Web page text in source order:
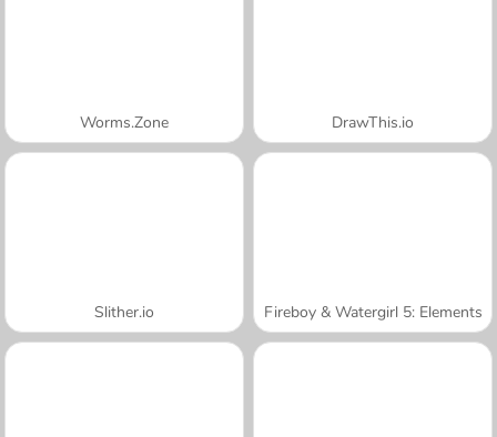
Worms.Zone DrawThis.io
Slither.io Fireboy & Watergirl 5: Elements